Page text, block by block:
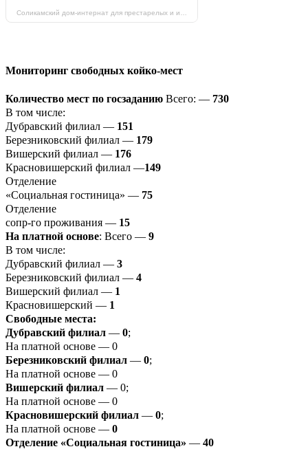
Мониторинг свободных койко-мест
Количество мест по госзаданию Всего: — 730
В том числе:
Дубравский филиал — 151
Березниковский филиал — 179
Вишерский филиал — 176
Красновишерский филиал —149
Отделение
«Социальная гостиница» — 75
Отделение
сопр-го проживания — 15
На платной основе: Всего — 9
В том числе:
Дубравский филиал — 3
Березниковский филиал — 4
Вишерский филиал — 1
Красновишерский — 1
Свободные места:
Дубравский филиал — 0;
На платной основе — 0
Березниковский филиал — 0;
На платной основе — 0
Вишерский филиал — 0;
На платной основе — 0
Красновишерский филиал — 0;
На платной основе — 0
Отделение «Социальная гостиница» — 40